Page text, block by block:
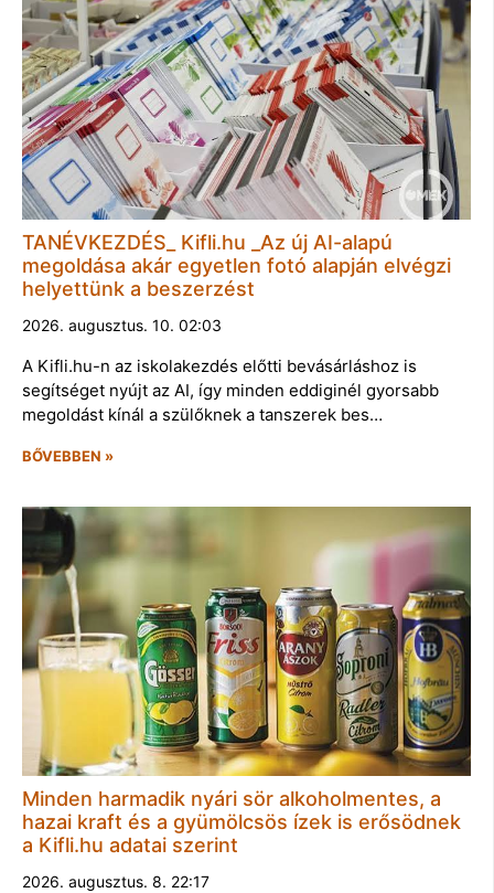
TANÉVKEZDÉS_ Kifli.hu _Az új AI-alapú
megoldása akár egyetlen fotó alapján elvégzi
helyettünk a beszerzést
2026. augusztus. 10. 02:03
A Kifli.hu-n az iskolakezdés előtti bevásárláshoz is
segítséget nyújt az AI, így minden eddiginél gyorsabb
megoldást kínál a szülőknek a tanszerek bes…
BŐVEBBEN »
Minden harmadik nyári sör alkoholmentes, a
hazai kraft és a gyümölcsös ízek is erősödnek
a Kifli.hu adatai szerint
2026. augusztus. 8. 22:17